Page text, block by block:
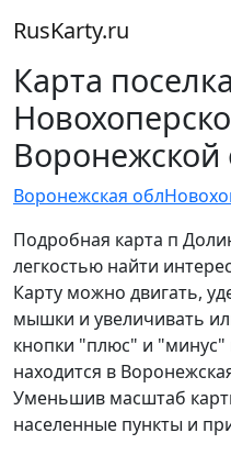
RusKarty.ru
Карта
Воронежской
Воронежская обл
Подробная карта п
легкостью найти
Карту можно двигать,
мышки и увеличивать
кнопки "плюс" и "минус"
находится в
Уменьшив масштаб
населенные пункты и